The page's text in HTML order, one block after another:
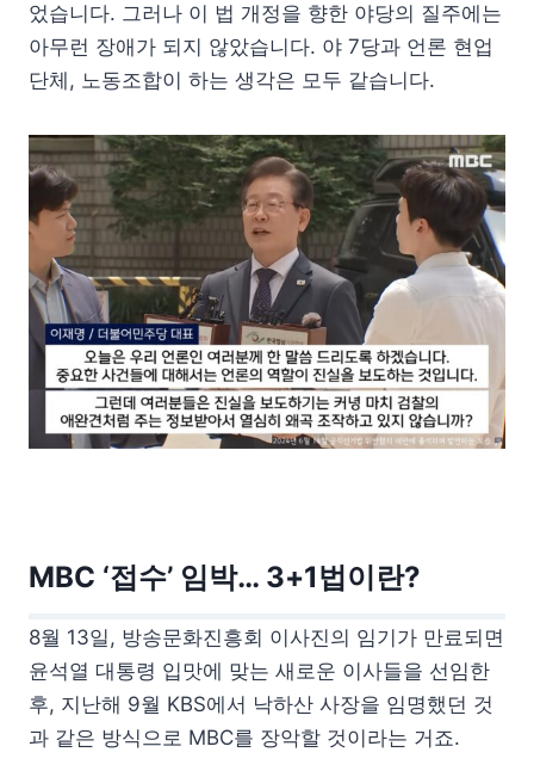
었습니다. 그러나 이 법 개정을 향한 야당의 질주에는
아무런 장애가 되지 않았습니다. 야 7당과 언론 현업
단체, 노동조합이 하는 생각은 모두 같습니다.
MBC ‘접수’ 임박… 3+1법이란?
8월 13일, 방송문화진흥회 이사진의 임기가 만료되면
윤석열 대통령 입맛에 맞는 새로운 이사들을 선임한
후, 지난해 9월 KBS에서 낙하산 사장을 임명했던 것
과 같은 방식으로 MBC를 장악할 것이라는 거죠.